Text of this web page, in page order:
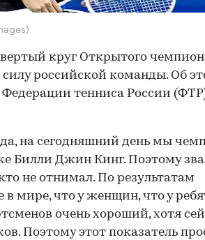
круг Открытого
российской команды. Об
Федерации тенниса России
на сегодняшний день мы
Билли Джин Кинг. Поэтому
не отнимал. По результатам
мире, что у женщин, что у
очень хороший, хотя
Поэтому этот показатель